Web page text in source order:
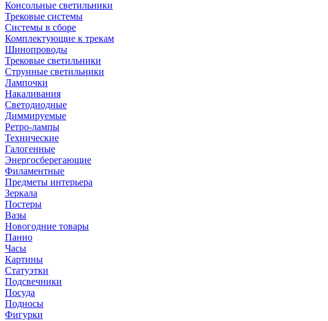
Консольные светильники
Трековые системы
Системы в сборе
Комплектующие к трекам
Шинопроводы
Трековые светильники
Струнные светильники
Лампочки
Накаливания
Светодиодные
Диммируемые
Ретро-лампы
Технические
Галогенные
Энергосберегающие
Филаментные
Предметы интерьера
Зеркала
Постеры
Вазы
Новогодние товары
Панно
Часы
Картины
Статуэтки
Подсвечники
Посуда
Подносы
Фигурки